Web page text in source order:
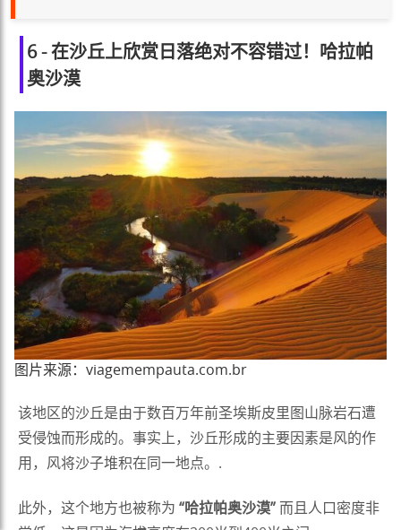
6 - 在沙丘上欣赏日落绝对不容错过！哈拉帕
奥沙漠
图片来源：viagemempauta.com.br
该地区的沙丘是由于数百万年前圣埃斯皮里图山脉岩石遭
受侵蚀而形成的。事实上，沙丘形成的主要因素是风的作
用，风将沙子堆积在同一地点。.
此外，这个地方也被称为 “哈拉帕奥沙漠” 而且人口密度非